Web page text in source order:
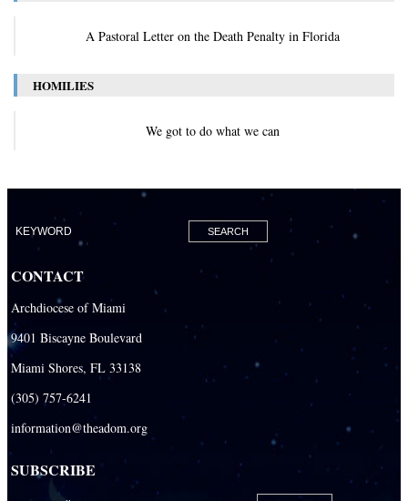
A Pastoral Letter on the Death Penalty in Florida
HOMILIES
We got to do what we can
CONTACT
Archdiocese of Miami
9401 Biscayne Boulevard
Miami Shores, FL 33138
(305) 757-6241
information@theadom.org
SUBSCRIBE